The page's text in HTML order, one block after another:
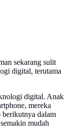
sekarang sulit
digital, terutama
digital. Anak
mereka
berikutnya dalam
mudah